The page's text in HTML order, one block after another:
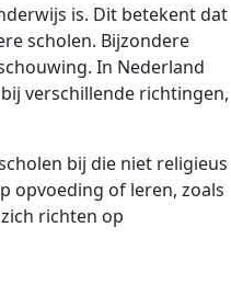
is. Dit betekent dat
scholen. Bijzondere
In Nederland
verschillende richtingen,
bij die niet religieus
opvoeding of leren, zoals
richten op